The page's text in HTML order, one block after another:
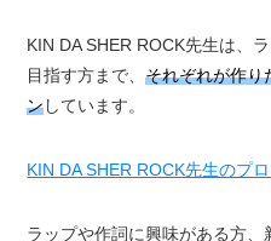
KIN DA SHER ROCK先生は、
目指す方まで、それぞれが作り
ンしています。
KIN DA SHER ROCK先生のプ
ラップや作詞に興味がある方